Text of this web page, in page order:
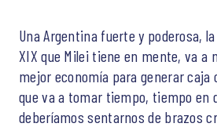
Una Argentina fuerte y poderosa,
XIX que Milei tiene en mente, va a
mejor economía para generar caja
que va a tomar tiempo, tiempo en
deberíamos sentarnos de brazos